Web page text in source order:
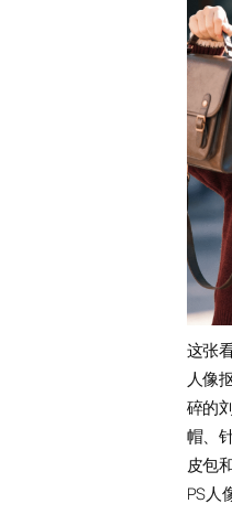
这张
人像
碎的
帽、
皮包
PS人